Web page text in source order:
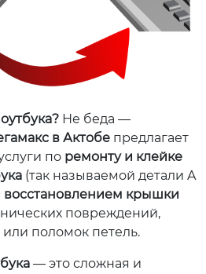
Не беда —
в Актобе предлагает
по ремонту и клейке
(так называемой детали A
восстановлением крышки
повреждений,
поломок петель.
— это сложная и